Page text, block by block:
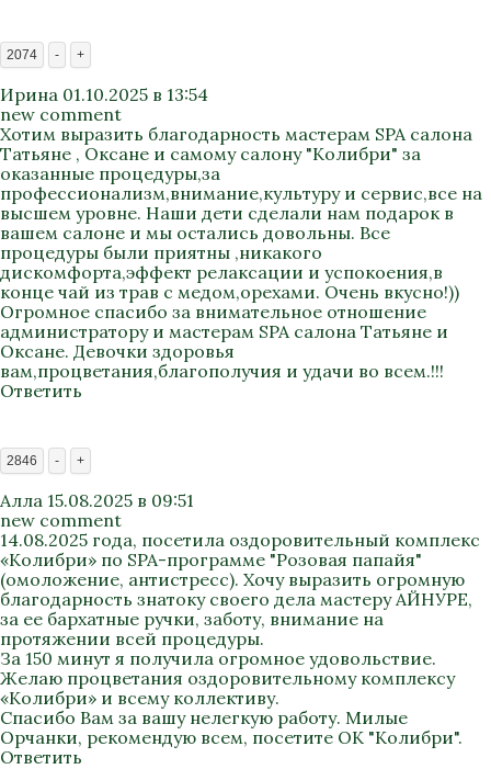
2074 - +
Ирина 01.10.2025 в 13:54
new comment
Хотим выразить благодарность мастерам SPA салона
Татьяне , Оксане и самому салону "Колибри" за
оказанные процедуры,за
профессионализм,внимание,культуру и сервис,все на
высшем уровне. Наши дети сделали нам подарок в
вашем салоне и мы остались довольны. Все
процедуры были приятны ,никакого
дискомфорта,эффект релаксации и успокоения,в
конце чай из трав с медом,орехами. Очень вкусно!))
Огромное спасибо за внимательное отношение
администратору и мастерам SPA салона Татьяне и
Оксане. Девочки здоровья
вам,процветания,благополучия и удачи во всем.!!!
Ответить
2846 - +
Алла 15.08.2025 в 09:51
new comment
14.08.2025 года, посетила оздоровительный комплекс
«Колибри» по SPA-программе "Розовая папайя"
(омоложение, антистресс). Хочу выразить огромную
благодарность знатоку своего дела мастеру АЙНУРЕ,
за ее бархатные ручки, заботу, внимание на
протяжении всей процедуры.
За 150 минут я получила огромное удовольствие.
Желаю процветания оздоровительному комплексу
«Колибри» и всему коллективу.
Спасибо Вам за вашу нелегкую работу. Милые
Орчанки, рекомендую всем, посетите ОК "Колибри".
Ответить